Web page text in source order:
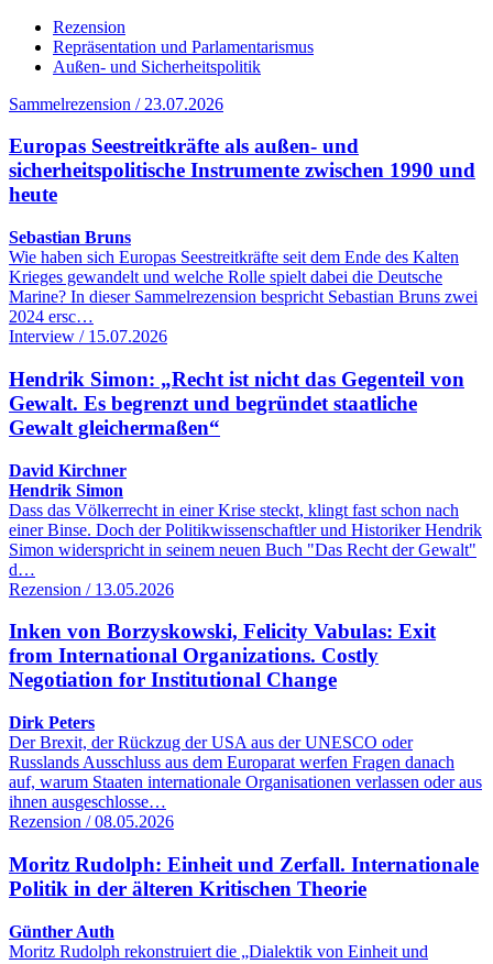
Rezension
Repräsentation und Parlamentarismus
Außen- und Sicherheitspolitik
Sammelrezension / 23.07.2026
Europas Seestreitkräfte als außen- und
sicherheitspolitische Instrumente zwischen 1990 und
heute
Sebastian Bruns
Wie haben sich Europas Seestreitkräfte seit dem Ende des Kalten
Krieges gewandelt und welche Rolle spielt dabei die Deutsche
Marine? In dieser Sammelrezension bespricht Sebastian Bruns zwei
2024 ersc…
Interview / 15.07.2026
Hendrik Simon: „Recht ist nicht das Gegenteil von
Gewalt. Es begrenzt und begründet staatliche
Gewalt gleichermaßen“
David Kirchner
Hendrik Simon
Dass das Völkerrecht in einer Krise steckt, klingt fast schon nach
einer Binse. Doch der Politikwissenschaftler und Historiker Hendrik
Simon widerspricht in seinem neuen Buch "Das Recht der Gewalt"
d…
Rezension / 13.05.2026
Inken von Borzyskowski, Felicity Vabulas: Exit
from International Organizations. Costly
Negotiation for Institutional Change
Dirk Peters
Der Brexit, der Rückzug der USA aus der UNESCO oder
Russlands Ausschluss aus dem Europarat werfen Fragen danach
auf, warum Staaten internationale Organisationen verlassen oder aus
ihnen ausgeschlosse…
Rezension / 08.05.2026
Moritz Rudolph: Einheit und Zerfall. Internationale
Politik in der älteren Kritischen Theorie
Günther Auth
Moritz Rudolph rekonstruiert die „Dialektik von Einheit und